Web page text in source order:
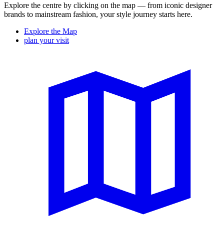
Explore the centre by clicking on the map — from iconic designer
brands to mainstream fashion, your style journey starts here.
Explore the Map
plan your visit